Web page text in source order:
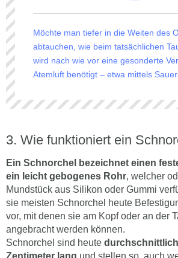
Möchte man tiefer in die Weiten des
abtauchen, wie beim tatsächlichen
wird nach wie vor eine gesonderte
Atemluft benötigt – etwa mittels
Wie funktioniert ein
Ein Schnorchel bezeichnet einen
ein leicht gebogenes Rohr, welcher
Mundstück aus Silikon oder Gummi
sie meisten Schnorchel heute
vor, mit denen sie am Kopf oder an der
angebracht werden können.
Schnorchel sind heute